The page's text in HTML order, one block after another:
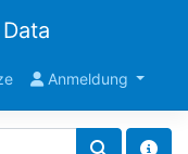
Anmeldung